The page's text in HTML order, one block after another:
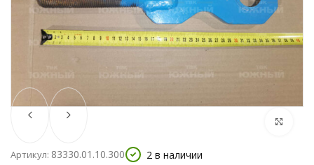
Артикул: 83330.01.10.300 2 в наличии